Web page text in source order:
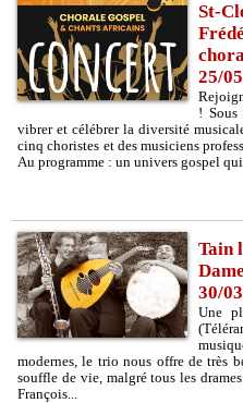
St-
25/
!
vibrer et célébrer la diversité
cinq choristes et des musiciens
Au programme : un univers gospel
Tain
30/
Une
modernes, le trio nous offre de très
souffle de vie, malgré tous les
François...